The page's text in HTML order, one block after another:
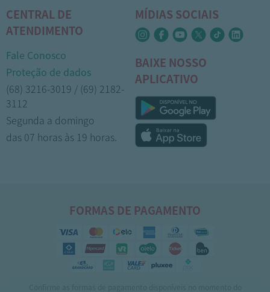
CENTRAL DE
ATENDIMENTO
Fale Conosco
Proteção de dados
(68) 3216-3019 / (69) 2182-
3112
Segunda a domingo
das 07 horas às 19 horas.
MÍDIAS SOCIAIS
BAIXE NOSSO
APLICATIVO
FORMAS DE PAGAMENTO